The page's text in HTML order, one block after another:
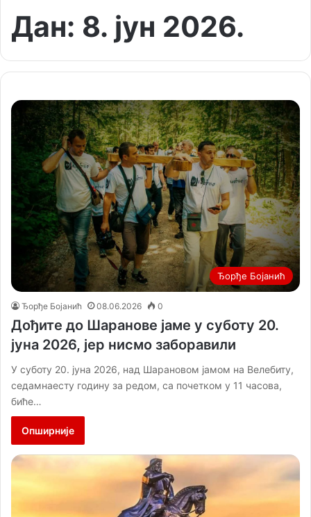
Дан: 8. јун 2026.
Ђорђе Бојанић
Ђорђе Бојанић 08.06.2026 0
Дођите до Шаранове јаме у суботу 20.
јуна 2026, јер нисмо заборавили
У суботу 20. јуна 2026, над Шарановом јамом на Велебиту,
седамнаесту годину за редом, са почетком у 11 часова,
биће…
Опширније